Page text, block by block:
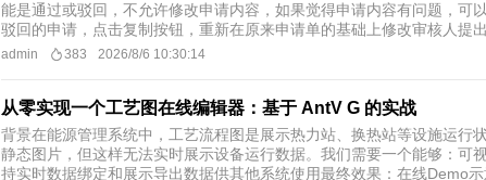
能是通过或驳回，不允许修改申请内容，如果觉得申请内容有问题，可
驳回的申请，点击复制按钮，重新在原来申请单的基础上修改审核人提
admin 383 2026/8/6 10:30:14
从零实现一个工艺图在线编辑器：基于 AntV G 的实战
背景在能源管理系统中，工艺流程图是展示热力站、换热站等设施运行
静态图片，但这样无法实时展示设备运行数据。我们需要一个能够：可
持实时数据绑定和展示导出数据供其他系统使用最终效果：在线Demo